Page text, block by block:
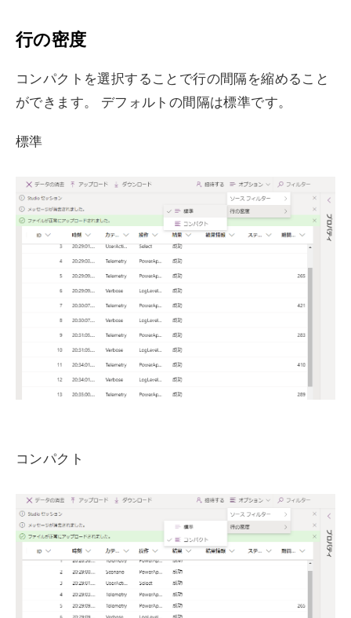
行の密度
コンパクトを選択することで行の間隔を縮めること
ができます。 デフォルトの間隔は標準です。
標準
コンパクト